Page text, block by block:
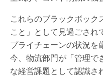
これらのブラックボック
こと」として見過ごされ
プライチェーンの状況を
今、物流部門が「管理で
な経営課題として認識さ